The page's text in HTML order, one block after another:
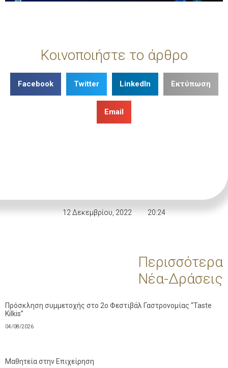
Κοινοποιήστε το άρθρο
Facebook Twitter LinkedIn Εκτύπωση
Email
12 Δεκεμβρίου, 2022 20:24
Περισσότερα
Νέα-Δράσεις
Πρόσκληση συμμετοχής στο 2ο Φεστιβάλ Γαστρονομίας “Taste
Kilkis”
04/08/2026
Μαθητεία στην Επιχείρηση